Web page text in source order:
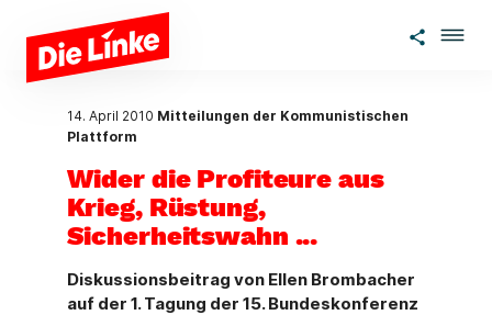
Zum Hauptinhalt springen
14. April 2010 Mitteilungen der Kommunistischen
Plattform
Wider die Profiteure aus
Krieg, Rüstung,
Sicherheitswahn ...
Diskussionsbeitrag von Ellen Brombacher
auf der 1. Tagung der 15. Bundeskonferenz